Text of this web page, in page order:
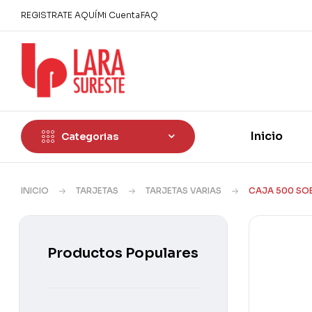
REGISTRATE AQUÍ Mi Cuenta FAQ
Categorias Inicio
INICIO TARJETAS TARJETAS VARIAS CAJA 500
Productos Populares